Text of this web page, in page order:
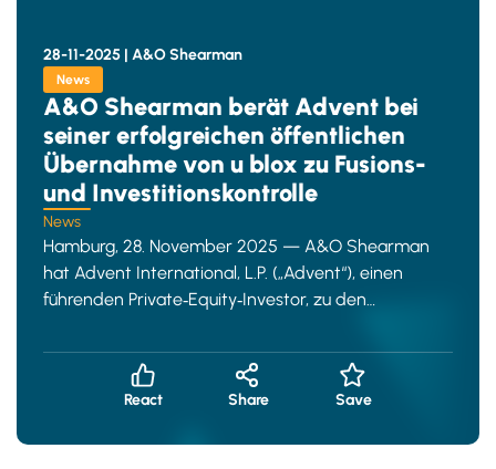
28-11-2025 | A&O Shearman
News
A&O Shearman berät Advent bei
seiner erfolgreichen öffentlichen
Übernahme von u blox zu Fusions-
und Investitionskontrolle
News
Hamburg, 28. November 2025 — A&O Shearman
hat Advent International, L.P. („Advent“), einen
führenden Private‑Equity‑Investor, zu den
React Share Save